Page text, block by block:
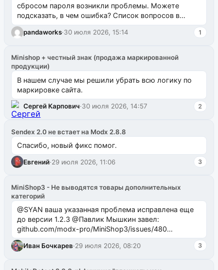
сбросом пароля возникли проблемы. Можете
подсказать, в чем ошибка? Список вопросов в
одноименном разделе на modx.pro пока пуст, и,...
pandaworks·30 июля 2026, 15:14 1
Minishop + честный знак (продажа маркированной
продукции)
В нашем случае мы решили убрать всю логику по
маркировке сайта.
Сергей Карпович·30 июля 2026, 14:57 2
Sendex 2.0 не встает на Modx 2.8.8
Спасибо, новый фикс помог.
Евгений·29 июля 2026, 11:06 3
MiniShop3 - Не выводятся товары дополнительных
категорий
@SYAN ваша указанная проблема исправлена еще
до версии 1.2.3 @Павлик Мышкин завел:
github.com/modx-pro/MiniShop3/issues/480
github.com/modx-pro/MiniShop3/issues/481Исправим
в б...
Иван Бочкарев·29 июля 2026, 08:20 3